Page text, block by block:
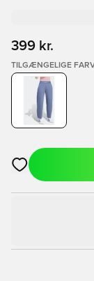
399 kr.
TILGÆNGELIGE
Åbner en Modal